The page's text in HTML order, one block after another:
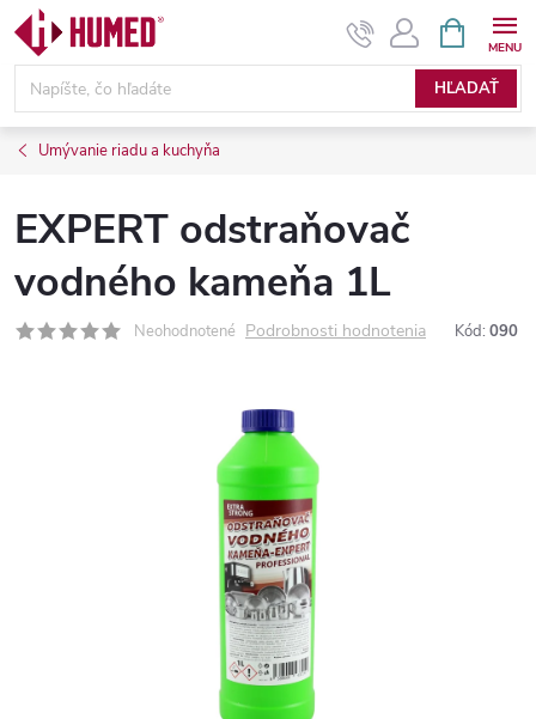
Prejsť
obsah
HĽADAŤ
KOŠÍK
Umývanie riadu a kuchyňa
EXPERT odstraňovač
vodného kameňa 1L
Neohodnotené Podrobnosti hodnotenia Kód: 090